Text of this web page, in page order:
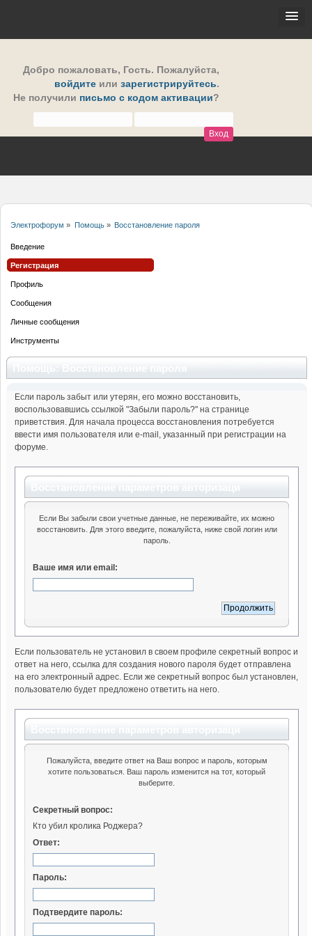
Добро пожаловать, Гость. Пожалуйста,
войдите или зарегистрируйтесь.
Не получили письмо с кодом активации?
Электрофорум » Помощь» Восстановление пароля
Введение
Регистрация
Профиль
Сообщения
Личные сообщения
Инструменты
Если пароль забыт или утерян, его можно восстановить,
воспользовавшись ссылкой "Забыли пароль?" на странице
приветствия. Для начала процесса восстановления потребуется
ввести имя пользователя или e-mail, указанный при регистрации на
форуме.
Если Вы забыли свои учетные данные, не переживайте, их можно
восстановить. Для этого введите, пожалуйста, ниже свой логин или
пароль.
Ваше имя или email:
Если пользователь не установил в своем профиле секретный вопрос и
ответ на него, ссылка для создания нового пароля будет отправлена
на его электронный адрес. Если же секретный вопрос был установлен,
пользователю будет предложено ответить на него.
Пожалуйста, введите ответ на Ваш вопрос и пароль, которым
хотите пользоваться. Ваш пароль изменится на тот, который
выберите.
Секретный вопрос:
Кто убил кролика Роджера?
Ответ:
Пароль:
Подтвердите пароль: